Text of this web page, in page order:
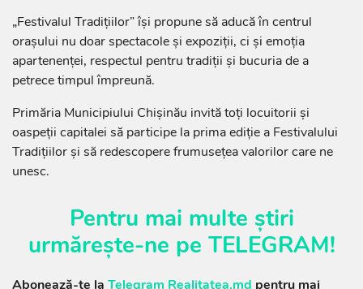
„Festivalul Tradițiilor” își propune să aducă în centrul
orașului nu doar spectacole și expoziții, ci și emoția
apartenenței, respectul pentru tradiții și bucuria de a
petrece timpul împreună.
Primăria Municipiului Chișinău invită toți locuitorii și
oaspeții capitalei să participe la prima ediție a Festivalului
Tradițiilor și să redescopere frumusețea valorilor care ne
unesc.
Pentru mai multe știri
urmărește-ne pe TELEGRAM!
Abonează-te la Telegram Realitatea.md pentru mai